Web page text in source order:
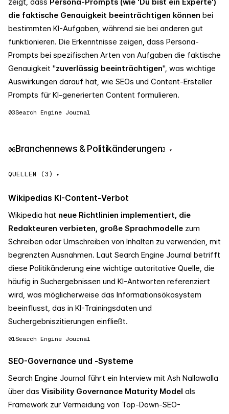
die faktische Genauigkeit beeinträchtigen können bei
bestimmten KI-Aufgaben, während sie bei anderen gut
funktionieren. Die Erkenntnisse zeigen, dass Persona-
Prompts bei spezifischen Arten von Aufgaben die faktische
Genauigkeit "zuverlässig beeinträchtigen", was wichtige
Auswirkungen darauf hat, wie SEOs und Content-Ersteller
Prompts für KI-generierten Content formulieren.
03Search Engine Journal
06Branchennews & Politikänderungen3 ▾
QUELLEN (3)
Wikipedias KI-Content-Verbot
Wikipedia hat neue Richtlinien implementiert, die
Redakteuren verbieten, große Sprachmodelle zum
Schreiben oder Umschreiben von Inhalten zu verwenden, mit
begrenzten Ausnahmen. Laut Search Engine Journal betrifft
diese Politikänderung eine wichtige autoritative Quelle, die
häufig in Suchergebnissen und KI-Antworten referenziert
wird, was möglicherweise das Informationsökosystem
beeinflusst, das in KI-Trainingsdaten und
Suchergebniszitierungen einfließt.
01Search Engine Journal
SEO-Governance und -Systeme
Search Engine Journal führt ein Interview mit Ash Nallawalla
über das Visibility Governance Maturity Model als
Framework zur Vermeidung von Top-Down-SEO-